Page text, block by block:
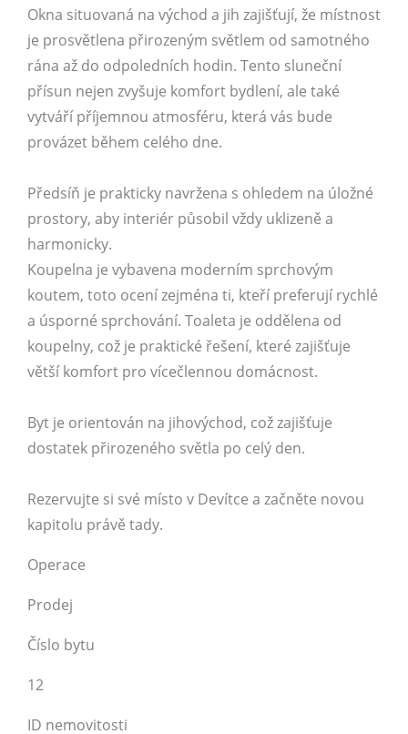
Okna situovaná na východ a jih zajišťují, že místnost
je prosvětlena přirozeným světlem od samotného
rána až do odpoledních hodin. Tento sluneční
přísun nejen zvyšuje komfort bydlení, ale také
vytváří příjemnou atmosféru, která vás bude
provázet během celého dne.
Předsíň je prakticky navržena s ohledem na úložné
prostory, aby interiér působil vždy uklizeně a
harmonicky.
Koupelna je vybavena moderním sprchovým
koutem, toto ocení zejména ti, kteří preferují rychlé
a úsporné sprchování. Toaleta je oddělena od
koupelny, což je praktické řešení, které zajišťuje
větší komfort pro vícečlennou domácnost.
Byt je orientován na jihovýchod, což zajišťuje
dostatek přirozeného světla po celý den.
Rezervujte si své místo v Devítce a začněte novou
kapitolu právě tady.
Operace
Prodej
Číslo bytu
12
ID nemovitosti